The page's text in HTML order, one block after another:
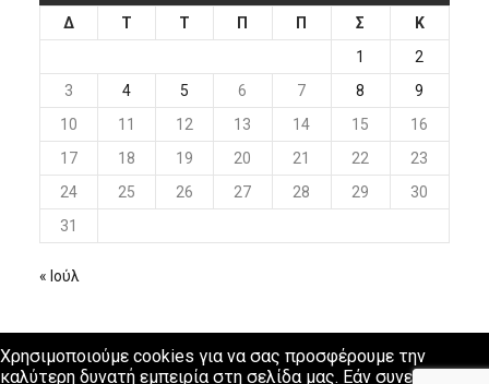
Δ
Τ Τ Π Π Σ
Κ
1
2
3
4 5 6 7 8
9
10
11 12 13 14 15
16
17
18 19 20 21 22
23
24
25 26 27 28 29
30
31
« Ιούλ
Χρησιμοποιούμε cookies για να σας προσφέρουμε την
καλύτερη δυνατή εμπειρία στη σελίδα μας. Εάν συνεχίσετε να